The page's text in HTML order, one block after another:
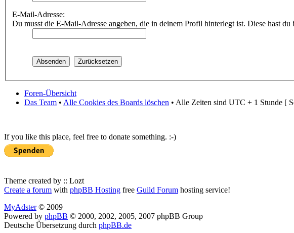
E-Mail-Adresse:
Du musst die E-Mail-Adresse angeben, die in deinem Profil hinterlegt ist. Diese hast
Foren-Übersicht
Das Team • Alle Cookies des Boards löschen • Alle Zeiten sind UTC + 1 Stunde [
If you like this place, feel free to donate something. :-)
Theme created by :: Lozt
Create a forum with phpBB Hosting free Guild Forum hosting service!
MyAdster© 2009
Powered by phpBB © 2000, 2002, 2005, 2007 phpBB Group
Deutsche Übersetzung durch phpBB.de